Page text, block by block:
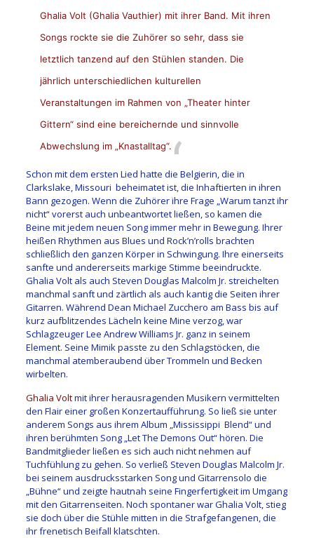
Ghalia Volt (Ghalia Vauthier) mit ihrer Band. Mit ihren
Songs rockte sie die Zuhörer so sehr, dass sie
letztlich tanzend auf den Stühlen standen. Die
jährlich unterschiedlichen kulturellen
Veranstaltungen im Rahmen von „Theater hinter
Gittern“ sind eine bereichernde und sinnvolle
Abwechslung im „Knastalltag“.
Schon mit dem ersten Lied hatte die Belgierin, die in
Clarkslake, Missouri beheimatet ist, die Inhaftierten in ihren
Bann gezogen. Wenn die Zuhörer ihre Frage „Warum tanzt ihr
nicht“ vorerst auch unbeantwortet ließen, so kamen die
Beine mit jedem neuen Song immer mehr in Bewegung. Ihrer
heißen Rhythmen aus Blues und Rock’n’rolls brachten
schließlich den ganzen Körper in Schwingung. Ihre einerseits
sanfte und andererseits markige Stimme beeindruckte.
Ghalia Volt als auch Steven Douglas Malcolm Jr. streichelten
manchmal sanft und zärtlich als auch kantig die Seiten ihrer
Gitarren. Während Dean Michael Zucchero am Bass bis auf
kurz aufblitzendes Lächeln keine Mine verzog, war
Schlagzeuger Lee Andrew Williams Jr. ganz in seinem
Element. Seine Mimik passte zu den Schlagstöcken, die
manchmal atemberaubend über Trommeln und Becken
wirbelten.
Ghalia Voltmit ihrer herausragenden Musikern vermittelten
den Flair einer großen Konzertaufführung. So ließ sie unter
anderem Songs aus ihrem Album „Mississippi Blend“ und
ihren berühmten Song „Let The Demons Out“ hören. Die
Bandmitglieder ließen es sich auch nicht nehmen auf
Tuchfühlung zu gehen. So verließ Steven Douglas Malcolm Jr.
bei seinem ausdrucksstarken Song und Gitarrensolo die
„Bühne“ und zeigte hautnah seine Fingerfertigkeit im Umgang
mit den Gitarrenseiten. Noch spontaner war Ghalia Volt, stieg
sie doch über die Stühle mitten in die Strafgefangenen, die
ihr frenetisch Beifall klatschten.